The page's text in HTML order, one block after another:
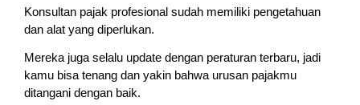
Konsultan pajak profesional sudah memiliki pengetahuan
dan alat yang diperlukan.
Mereka juga selalu update dengan peraturan terbaru, jadi
kamu bisa tenang dan yakin bahwa urusan pajakmu
ditangani dengan baik.